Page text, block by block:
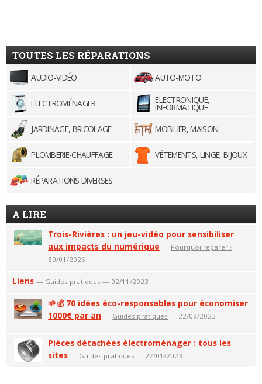
TOUTES LES RÉPARATIONS
AUDIO-VIDÉO AUTO-MOTO
ELECTROMÉNAGER ELECTRONIQUE,
INFORMATIQUE
JARDINAGE, BRICOLAGE
MOBILIER, MAISON
PLOMBERIE-CHAUFFAGE VÊTEMENTS, LINGE, BIJOUX
RÉPARATIONS DIVERSES
A LIRE
Trois-Rivières : un jeu-vidéo pour sensibiliser
aux impacts du numérique — Pourquoi réparer ? —
30/01/2026
Liens — Guides pratiques — 02/11/2023
🌱💰 70 idées éco-responsables pour économiser
1000€ par an — Guides pratiques — 22/09/2023
Pièces détachées électroménager : tous les
sites — Guides pratiques — 27/01/2023